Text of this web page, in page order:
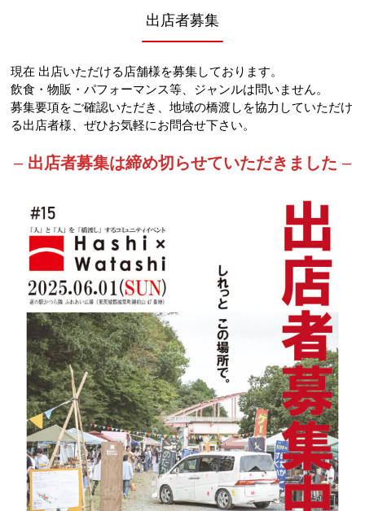
出店者募集
現在 出店いただける店舗様を募集しております。
飲食・物販・パフォーマンス等、ジャンルは問いません。
募集要項をご確認いただき、地域の橋渡しを協力していただけ
る出店者様、ぜひお気軽にお問合せ下さい。
– 出店者募集は締め切らせていただきました –